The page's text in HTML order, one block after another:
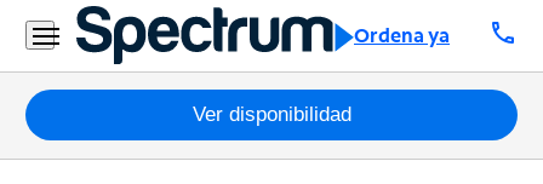
Ordena ya call
Residencial
Business
Paquetes
Internet
Ver disponibilidad